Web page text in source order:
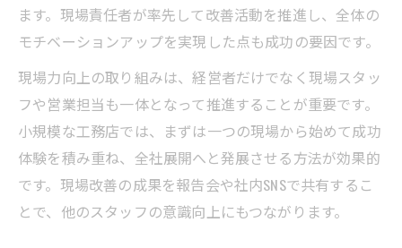
ます。現場責任者が率先して改善活動を推進し、全体の
モチベーションアップを実現した点も成功の要因です。
現場力向上の取り組みは、経営者だけでなく現場スタッ
フや営業担当も一体となって推進することが重要です。
小規模な工務店では、まずは一つの現場から始めて成功
体験を積み重ね、全社展開へと発展させる方法が効果的
です。現場改善の成果を報告会や社内SNSで共有するこ
とで、他のスタッフの意識向上にもつながります。